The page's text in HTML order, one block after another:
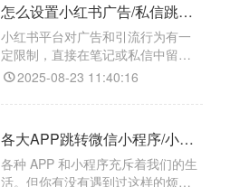
感觉超棒？其实，借助跳转工具
【天天外链】，就能轻松实现这一
便捷操作。​
怎么设置小红书广告/私信跳转微信小程序/小程序任意页面/小程序码？
小红书平台对广告和引流行为有一
定限制，直接在笔记或私信中留下
微信联系方式可能会被判定为违
用户有意愿添加微信，手动复制粘
为繁琐，容易让用户在过程中流
失。而“天天外链”就像是一个智能的
桥梁，能够打破小红书和微信之间
2025-08-23 11:40:16
各大APP跳转微信小程序/小程序任意页面/小程序码怎么实现？
各种 APP 和小程序充斥着我们的生
活。但你有没有遇到过这样的烦